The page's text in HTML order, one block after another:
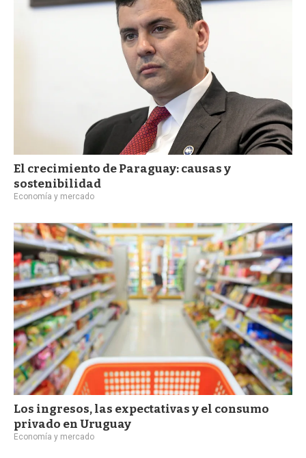
El crecimiento de Paraguay: causas y
sostenibilidad
Economía y mercado
Los ingresos, las expectativas y el consumo
privado en Uruguay
Economía y mercado